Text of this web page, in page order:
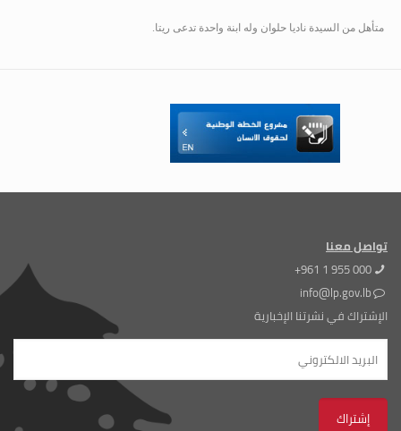
متأهل من السيدة ناديا حلوان وله ابنة واحدة تدعى ريتا.
تواصل معنا
+961 1 955 000
info@lp.gov.lb
الإشتراك في نشرتنا الإخبارية